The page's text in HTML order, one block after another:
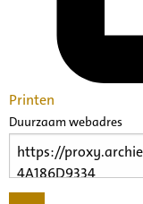
Printen
Duurzaam webadres